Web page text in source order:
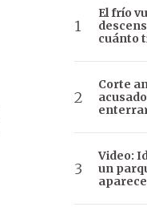
El frío
cuánto
Corte
Video:
un